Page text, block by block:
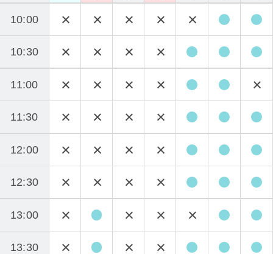
10:00
10:30
11:00
11:30
12:00
12:30
13:00
13:30